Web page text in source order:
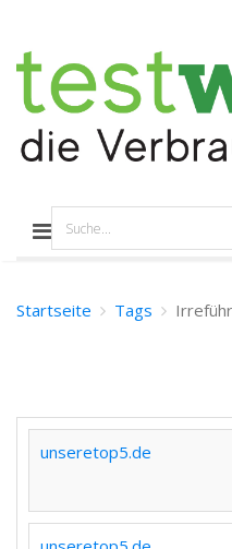
Startseite Tags
unseretop5.de